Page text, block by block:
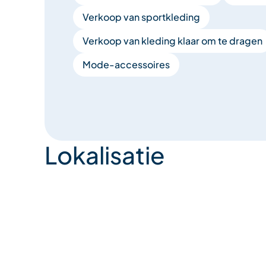
Verkoop van sportkleding
Verkoop van kleding klaar om te dragen
Mode-accessoires
Lokalisatie